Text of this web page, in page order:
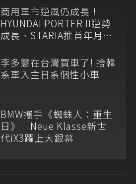
商用車市逆風仍成長！
HYUNDAI PORTER II逆勢
成長、STARIA推首年月付
李多慧在台灣買車了! 捨韓
系車入主日系個性小車
BMW攜手《蜘蛛人：重生
日》 Neue Klasse新世
代iX3躍上大銀幕